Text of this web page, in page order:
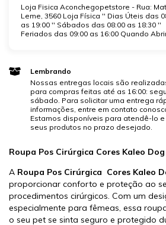
Loja Fisica Aconchegopetstore - Rua:
Leme, 3560 Loja Física '' Dias Úteis das
as 19:00 '' Sábados das 08:00 as 18:30 ''
Feriados das 09:00 as 16:00 Quando
Lembrando
Nossas entregas locais são
para compras feitas até as 16:00:
sábado. Para solicitar uma entrega
informações, entre em contato
Estamos disponíveis para atendê-lo
seus produtos no prazo desejado.
Roupa Pos Cirúrgica Cores Kaleo Dog
A Roupa Pos Cirúrgica Cores Kaleo
proporcionar conforto e proteção ao
procedimentos cirúrgicos. Com um
especialmente para fêmeas, essa
o seu pet se sinta seguro e protegido